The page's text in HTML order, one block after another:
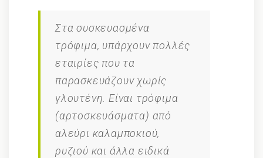
Στα συσκευασμένα
τρόφιμα, υπάρχουν πολλές
εταιρίες που τα
παρασκευάζουν χωρίς
γλουτένη. Είναι τρόφιμα
(αρτοσκευάσματα) από
αλεύρι καλαμποκιού,
ρυζιού και άλλα ειδικά